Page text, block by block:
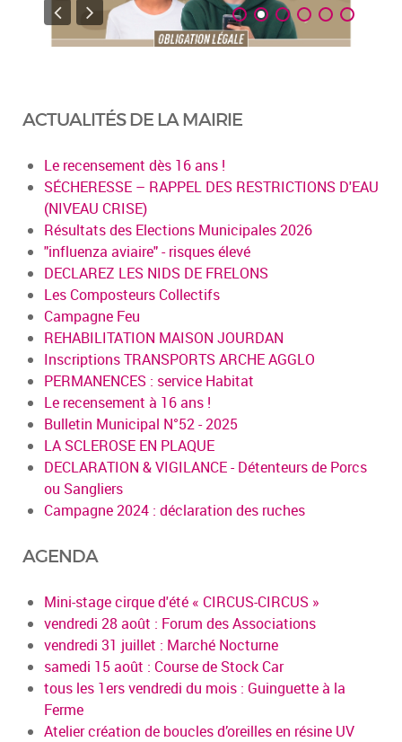
ACTUALITÉS DE LA MAIRIE
Le recensement dès 16 ans !
SÉCHERESSE – RAPPEL DES RESTRICTIONS D'EAU
(NIVEAU CRISE)
Résultats des Elections Municipales 2026
"influenza aviaire" - risques élevé
DECLAREZ LES NIDS DE FRELONS
Les Composteurs Collectifs
Campagne Feu
REHABILITATION MAISON JOURDAN
Inscriptions TRANSPORTS ARCHE AGGLO
PERMANENCES : service Habitat
Le recensement à 16 ans !
Bulletin Municipal N°52 - 2025
LA SCLEROSE EN PLAQUE
DECLARATION & VIGILANCE - Détenteurs de Porcs
ou Sangliers
Campagne 2024 : déclaration des ruches
AGENDA
Mini-stage cirque d'été « CIRCUS-CIRCUS »
vendredi 28 août : Forum des Associations
vendredi 31 juillet : Marché Nocturne
samedi 15 août : Course de Stock Car
tous les 1ers vendredi du mois : Guinguette à la
Ferme
Atelier création de boucles d’oreilles en résine UV